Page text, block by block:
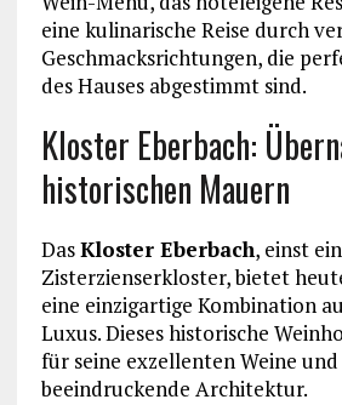
eine kulinarische Reise durch
Geschmacksrichtungen, die
des Hauses abgestimmt sind.
Kloster Eberbach:
historischen Mauern
DasKloster Eberbach, einst ein
Zisterzienserkloster, bietet
eine einzigartige Kombination
Luxus. Dieses historische
für seine exzellenten Weine und
beeindruckende Architektur.